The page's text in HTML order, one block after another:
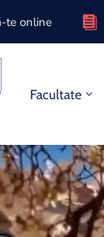
te online
Facultate